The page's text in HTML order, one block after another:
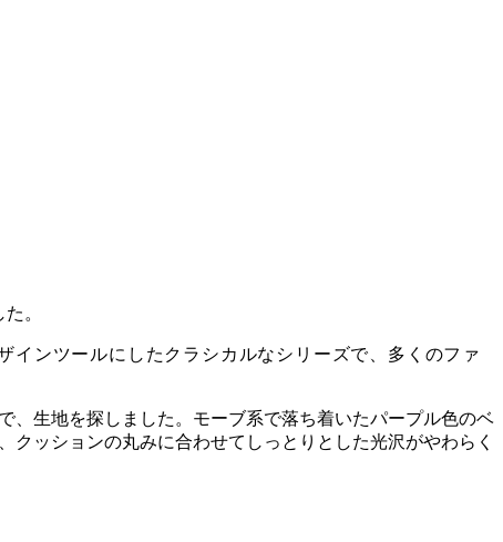
。
インツールにしたクラシカルなシリーズで、多くのファ
、生地を探しました。モーブ系で落ち着いたパープル色のベ
ッションの丸みに合わせてしっとりとした光沢がやわらく